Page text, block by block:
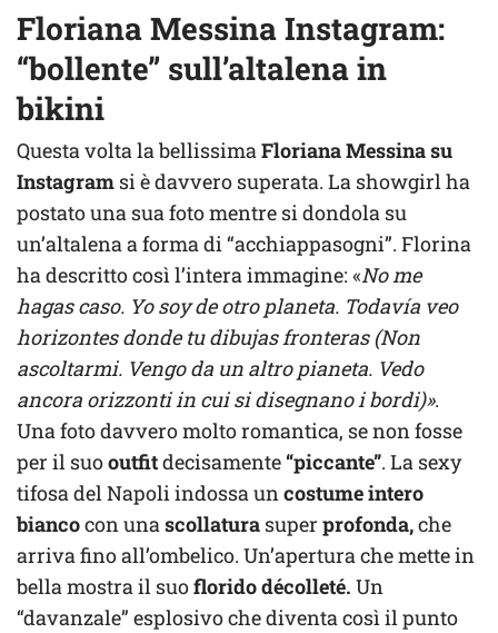
Floriana Messina Instagram:
“bollente” sull’altalena in
bikini
Questa volta la bellissimaFloriana Messina su
Instagram si è davvero superata. La showgirl ha
postato una sua foto mentre si dondola su
un’altalena a forma di “acchiappasogni”. Florina
ha descritto così l’intera immagine: «No me
hagas caso. Yo soy de otro planeta. Todavía veo
horizontes donde tu dibujas fronteras (Non
ascoltarmi. Vengo da un altro pianeta. Vedo
ancora orizzonti in cui si disegnano i bordi)».
Una foto davvero molto romantica, se non fosse
per il suooutfitdecisamente“piccante”. La sexy
tifosa del Napoli indossa uncostume intero
biancocon unascollatura super profonda,che
arriva fino all’ombelico. Un’apertura che mette in
bella mostra il suoflorido décolleté. Un
“davanzale” esplosivo che diventa così il punto